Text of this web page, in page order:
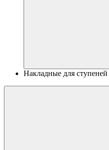
Накладные для ступеней